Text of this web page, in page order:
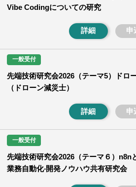
Vibe Codingについての研究
詳細 申
一般受付
先端技術研究会2026（テーマ5）ドロ
（ドローン減災士）
詳細 申
一般受付
先端技術研究会2026（テーマ６）n8n
業務⾃動化‧開発ノウハウ共有研究会